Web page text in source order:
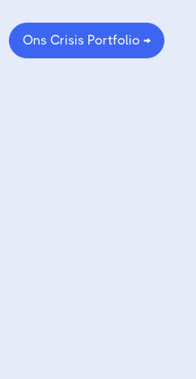
Ons Crisis Portfolio →